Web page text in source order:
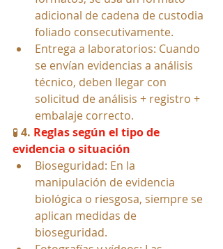
adicional de cadena de custodia
foliado consecutivamente.
Entrega a laboratorios: Cuando
se envían evidencias a análisis
técnico, deben llegar con
solicitud de análisis + registro +
embalaje correcto.
🧪 4. Reglas según el tipo de
evidencia o situación
Bioseguridad: En la
manipulación de evidencia
biológica o riesgosa, siempre se
aplican medidas de
bioseguridad.